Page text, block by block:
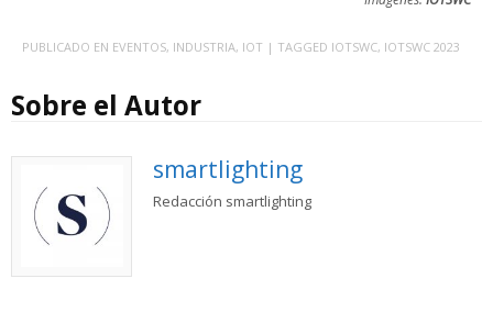
PUBLICADO EN EVENTOS, INDUSTRIA, IOT | TAGGED IOTSWC, IOTSWC 2023
Sobre el Autor
smartlighting
Redacción smartlighting